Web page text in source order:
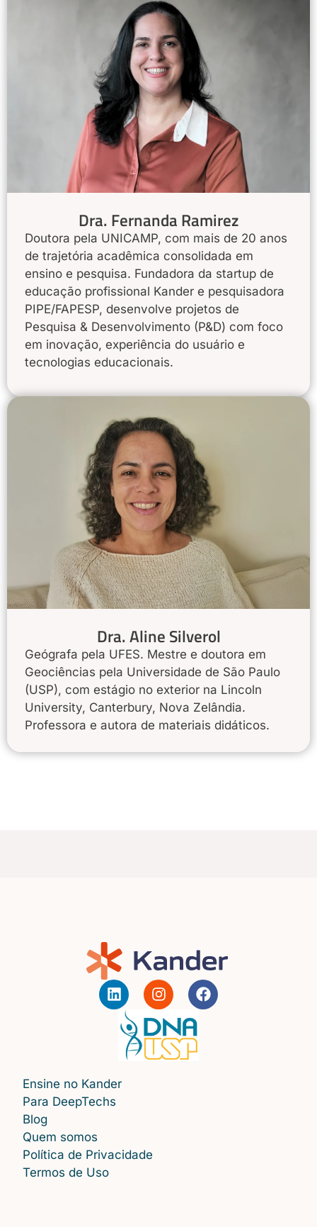
Dra. Fernanda Ramirez
Doutora pela UNICAMP, com mais de 20 anos
de trajetória acadêmica consolidada em
ensino e pesquisa. Fundadora da startup de
educação profissional Kander e pesquisadora
PIPE/FAPESP, desenvolve projetos de
Pesquisa & Desenvolvimento (P&D) com foco
em inovação, experiência do usuário e
tecnologias educacionais.
Dra. Aline Silverol
Geógrafa pela UFES. Mestre e doutora em
Geociências pela Universidade de São Paulo
(USP), com estágio no exterior na Lincoln
University, Canterbury, Nova Zelândia.
Professora e autora de materiais didáticos.
Ensine no Kander
Para DeepTechs
Blog
Quem somos
Política de Privacidade
Termos de Uso